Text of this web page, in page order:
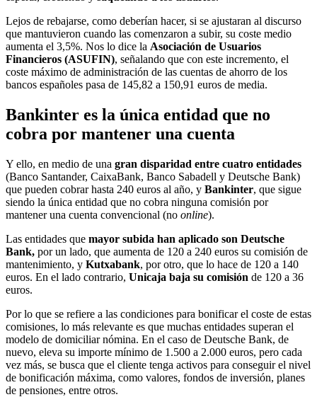
Lejos de rebajarse, como deberían hacer, si se ajustaran al discurso
que mantuvieron cuando las comenzaron a subir, su coste medio
aumenta el 3,5%. Nos lo dice la Asociación de Usuarios
Financieros (ASUFIN), señalando que con este incremento, el
coste máximo de administración de las cuentas de ahorro de los
bancos españoles pasa de 145,82 a 150,91 euros de media.
Bankinter es la única entidad que no
cobra por mantener una cuenta
Y ello, en medio de una gran disparidad entre cuatro entidades
(Banco Santander, CaixaBank, Banco Sabadell y Deutsche Bank)
que pueden cobrar hasta 240 euros al año, y Bankinter, que sigue
siendo la única entidad que no cobra ninguna comisión por
mantener una cuenta convencional (no online).
Las entidades que mayor subida han aplicado son Deutsche
Bank, por un lado, que aumenta de 120 a 240 euros su comisión de
mantenimiento, y Kutxabank, por otro, que lo hace de 120 a 140
euros. En el lado contrario, Unicaja baja su comisión de 120 a 36
euros.
Por lo que se refiere a las condiciones para bonificar el coste de estas
comisiones, lo más relevante es que muchas entidades superan el
modelo de domiciliar nómina. En el caso de Deutsche Bank, de
nuevo, eleva su importe mínimo de 1.500 a 2.000 euros, pero cada
vez más, se busca que el cliente tenga activos para conseguir el nivel
de bonificación máxima, como valores, fondos de inversión, planes
de pensiones, entre otros.